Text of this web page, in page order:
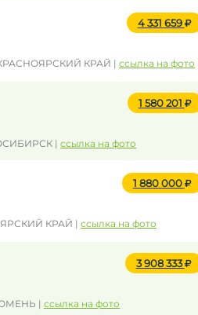
4 331 659
КРАСНОЯРСКИЙ КРАЙ | ссылка на фото
1 580 201
| ссылка на фото
1 880 000
КРАЙ | ссылка на фото
3 908 333
| ссылка на фото